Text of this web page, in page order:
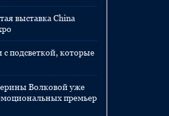
выставка China
подсветкой, которые
Волковой уже
премьер